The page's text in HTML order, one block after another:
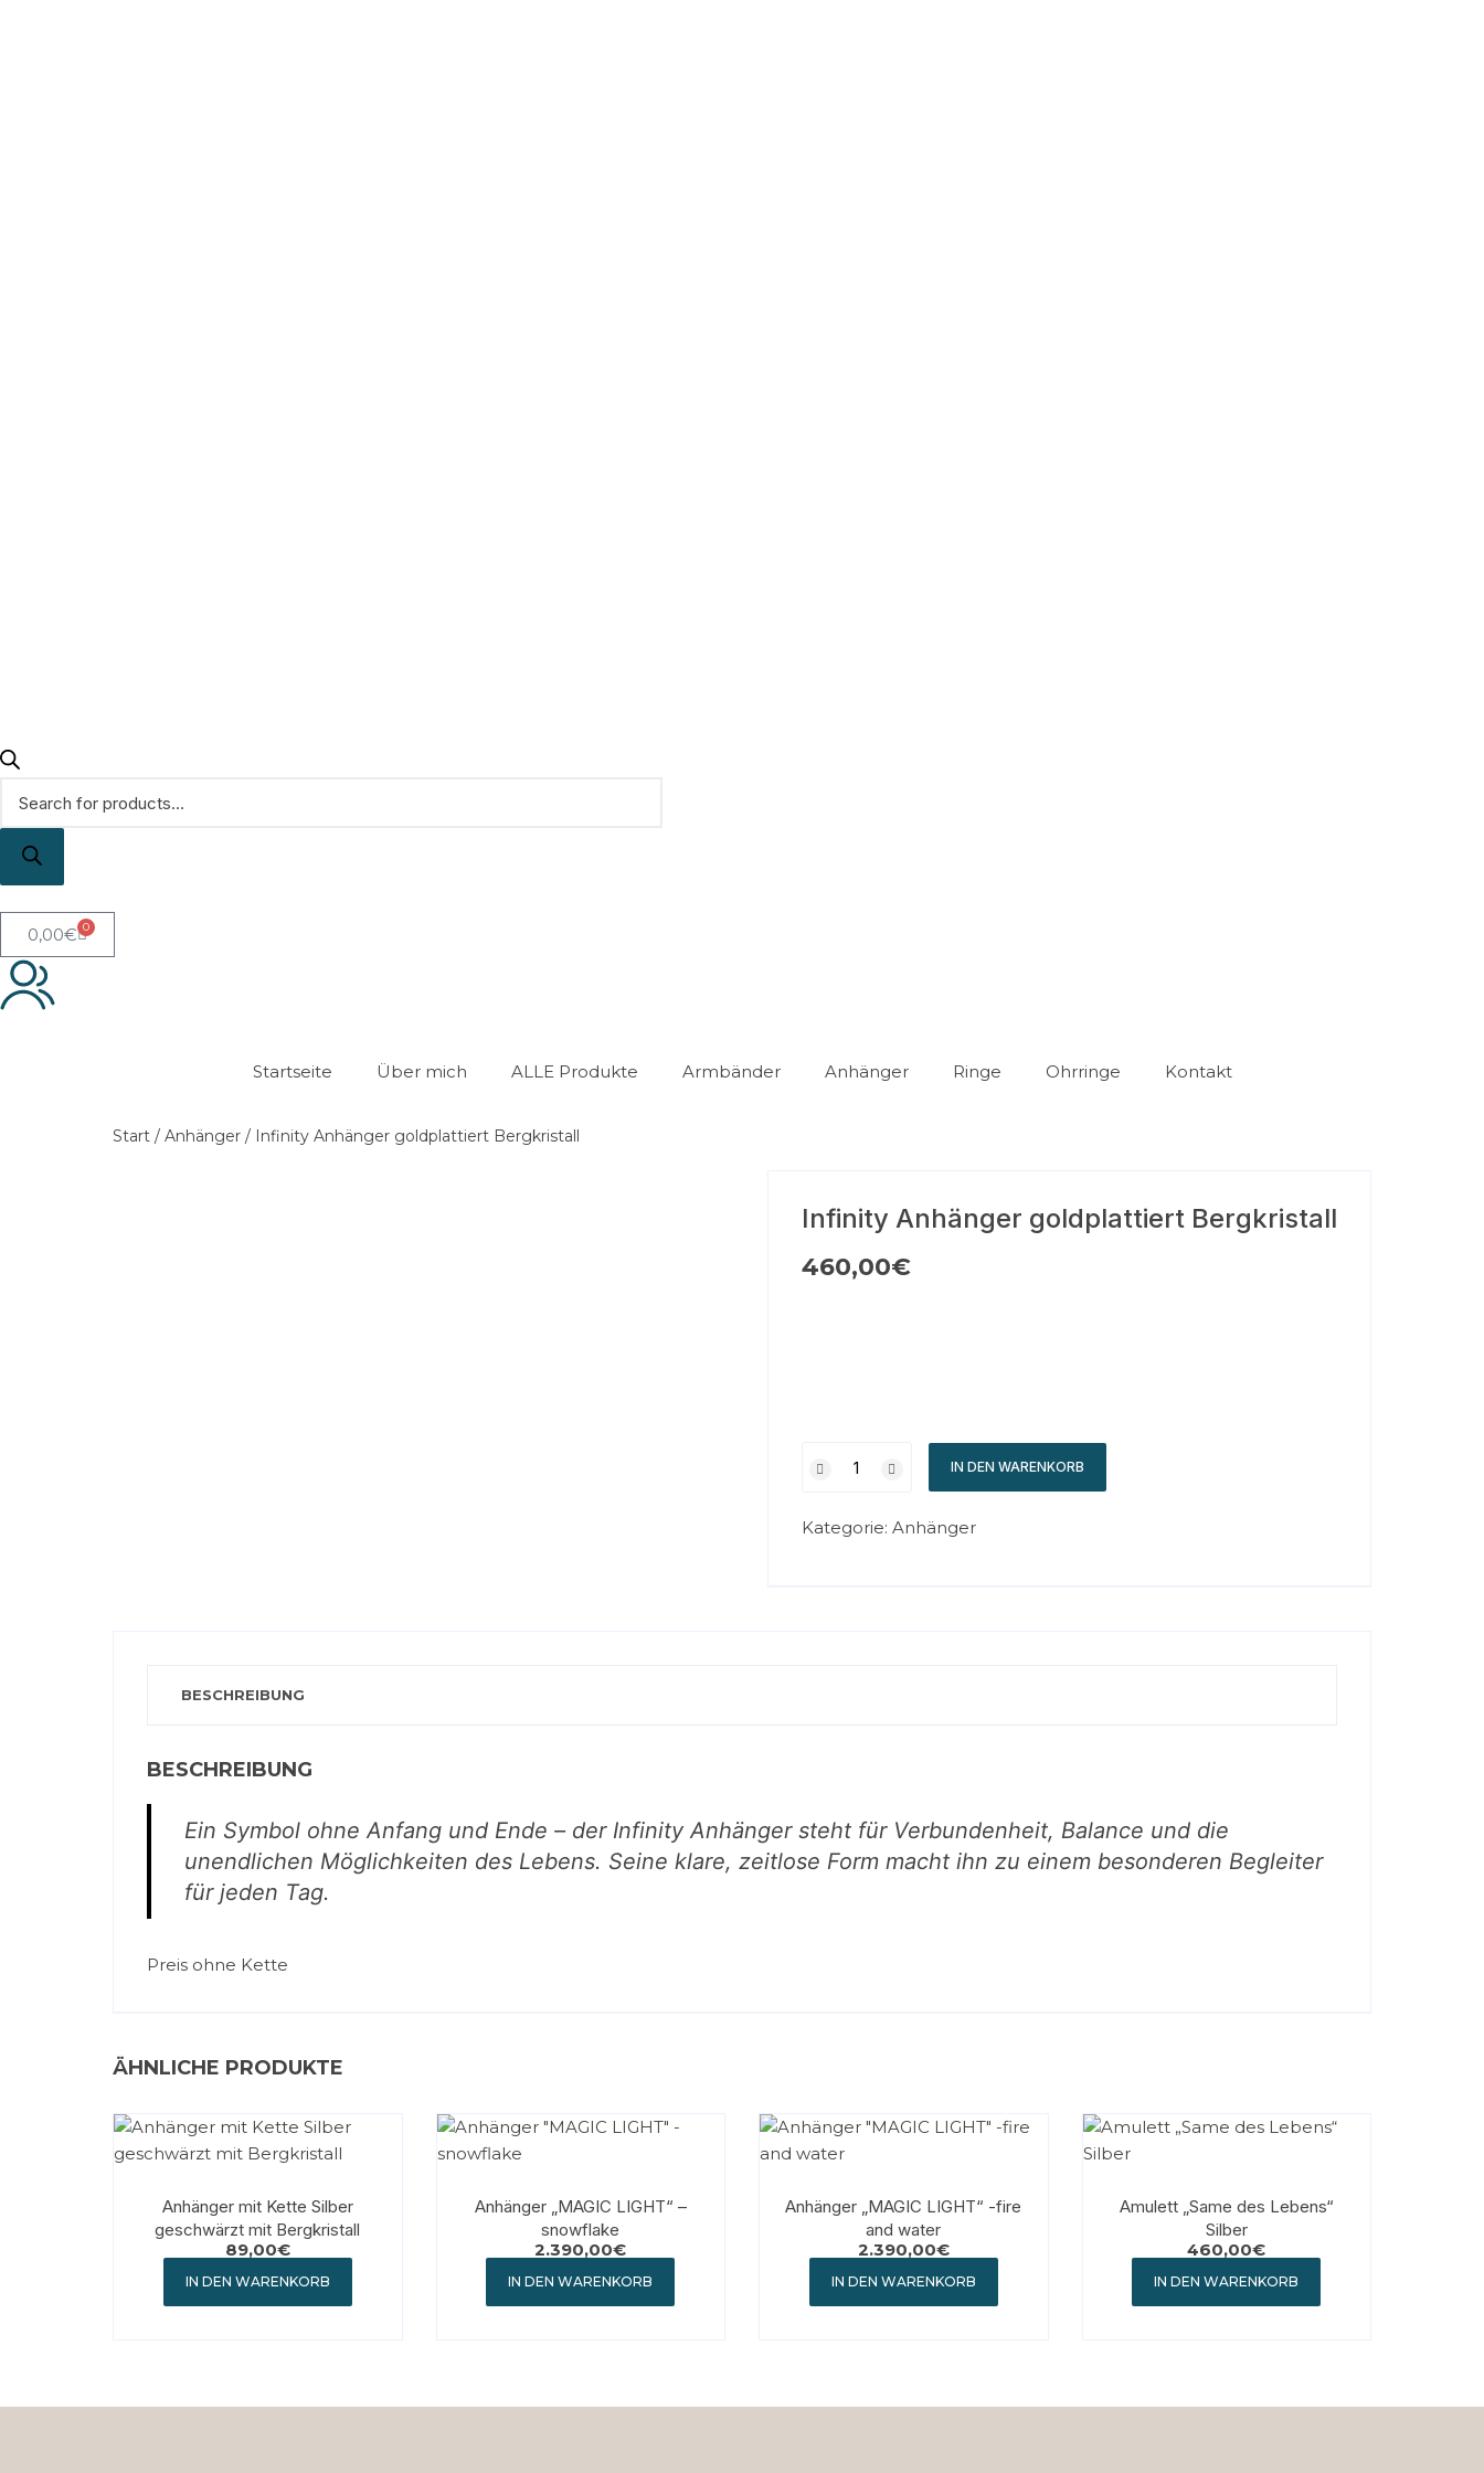
0,00€ 0
Startseite Über mich ALLE Produkte Armbänder Anhänger Ringe Ohrringe Kontakt
Start / Anhänger / Infinity Anhänger goldplattiert Bergkristall
Infinity Anhänger goldplattiert Bergkristall
460,00€
IN DEN WARENKORB
Kategorie: Anhänger
BESCHREIBUNG
BESCHREIBUNG
Ein Symbol ohne Anfang und Ende – der Infinity Anhänger steht für Verbundenheit, Balance und die
unendlichen Möglichkeiten des Lebens. Seine klare, zeitlose Form macht ihn zu einem besonderen Begleiter
für jeden Tag.
Preis ohne Kette
ÄHNLICHE PRODUKTE
Anhänger mit Kette Silber
geschwärzt mit Bergkristall
89,00€
IN DEN WARENKORB
Anhänger „MAGIC LIGHT“ –
snowflake
2.390,00€
IN DEN WARENKORB
Anhänger „MAGIC LIGHT“ -fire
and water
2.390,00€
IN DEN WARENKORB
Amulett „Same des Lebens“
Silber
460,00€
IN DEN WARENKORB